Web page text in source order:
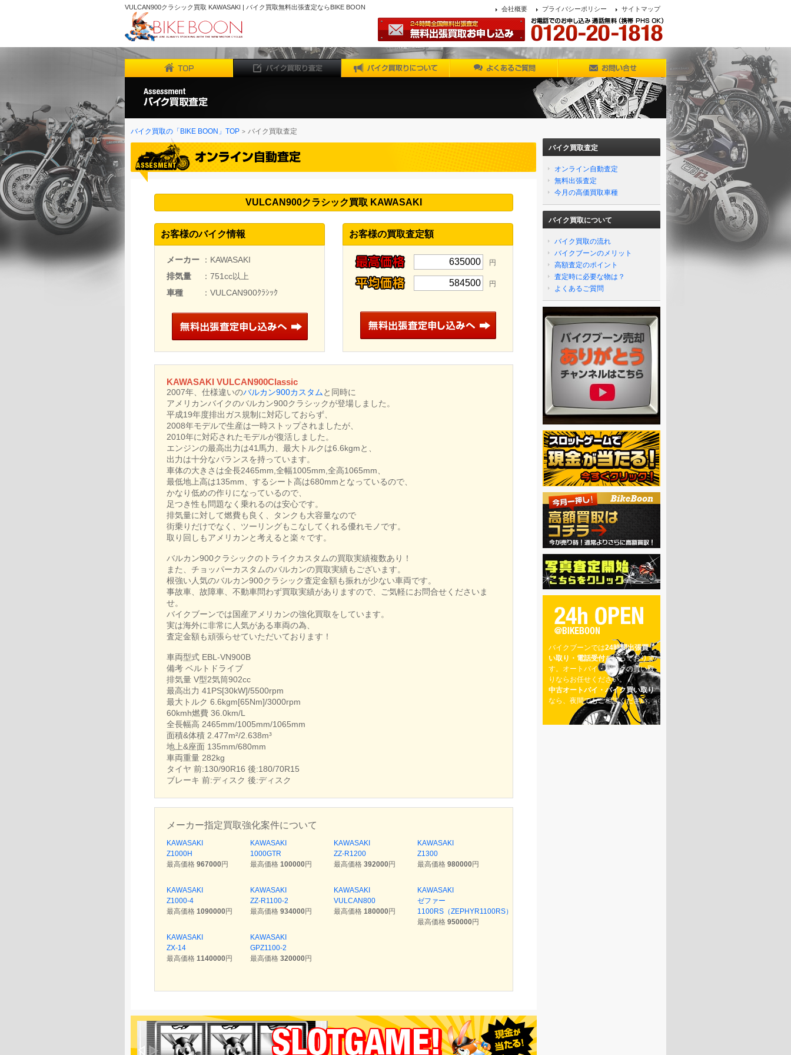
VULCAN900クラシック買取 KAWASAKI | バイク買取無料出張査定ならBIKE BOON サイトマップ
プライバシーポリシー
会社概要
バイク買取の「BIKE BOON」TOP
バイク買取査定
バイク買取査定
オンライン自動査定
無料出張査定
今月の高価買取車種
バイク買取について
バイク買取の流れ
バイクブーンのメリット
高額査定のポイント
査定時に必要な物は？
よくあるご質問
バイクブーンでは24時間出張買
い取り・電話受付を行っておりま
す。オートバイ・バイクの買い取
りならお任せください。
中古オートバイ・バイク買い取り
なら、夜間でもご相談ください。
VULCAN900クラシック買取 KAWASAKI
お客様のバイク情報
メーカー
：KAWASAKI
排気量
：751cc以上
車種
：VULCAN900ｸﾗｼｯｸ
お客様の買取査定額
635000 円
584500 円
KAWASAKI VULCAN900Classic
2007年、仕様違いのバルカン900カスタムと同時に
アメリカンバイクのバルカン900クラシックが登場しました。
平成19年度排出ガス規制に対応しておらず、
2008年モデルで生産は一時ストップされましたが、
2010年に対応されたモデルが復活しました。
エンジンの最高出力は41馬力、最大トルクは6.6kgmと、
出力は十分なバランスを持っています。
車体の大きさは全長2465mm,全幅1005mm,全高1065mm、
最低地上高は135mm、するシート高は680mmとなっているので、
かなり低めの作りになっているので、
足つき性も問題なく乗れるのは安心です。
排気量に対して燃費も良く、タンクも大容量なので
街乗りだけでなく、ツーリングもこなしてくれる優れモノです。
取り回しもアメリカンと考えると楽々です。
バルカン900クラシックのトライクカスタムの買取実績複数あり！
また、チョッパーカスタムのバルカンの買取実績もございます。
根強い人気のバルカン900クラシック査定金額も振れが少ない車両です。
事故車、故障車、不動車問わず買取実績がありますので、ご気軽にお問合せくださいま
せ。
バイクブーンでは国産アメリカンの強化買取をしています。
実は海外に非常に人気がある車両の為、
査定金額も頑張らせていただいております！
車両型式 EBL-VN900B
備考 ベルトドライブ
排気量 V型2気筒902cc
最高出力 41PS[30kW]/5500rpm
最大トルク 6.6kgm[65Nm]/3000rpm
60kmh燃費 36.0km/L
全長幅高 2465mm/1005mm/1065mm
面積&体積 2.477m²/2.638m³
地上&座面 135mm/680mm
車両重量 282kg
タイヤ 前:130/90R16 後:180/70R15
ブレーキ 前:ディスク 後:ディスク
メーカー指定買取強化案件について
KAWASAKI
Z1000H
最高価格 967000円
KAWASAKI
1000GTR
最高価格 100000円
KAWASAKI
ZZ-R1200
最高価格 392000円
KAWASAKI
Z1300
最高価格 980000円
KAWASAKI
Z1000-4
最高価格 1090000円
KAWASAKI
ZZ-R1100-2
最高価格 934000円
KAWASAKI
VULCAN800
最高価格 180000円
KAWASAKI
ゼファー
1100RS（ZEPHYR1100RS）
最高価格 950000円
KAWASAKI
ZX-14
最高価格 1140000円
KAWASAKI
GPZ1100-2
最高価格 320000円